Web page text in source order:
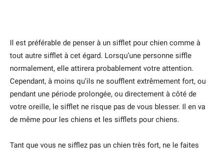
Il est préférable de penser à un sifflet pour chien comme à
tout autre sifflet à cet égard. Lorsqu’une personne siffle
normalement, elle attirera probablement votre attention.
Cependant, à moins qu’ils ne soufflent extrêmement fort, ou
pendant une période prolongée, ou directement à côté de
votre oreille, le sifflet ne risque pas de vous blesser. Il en va
de même pour les chiens et les sifflets pour chiens.
Tant que vous ne sifflez pas un chien très fort, ne le faites